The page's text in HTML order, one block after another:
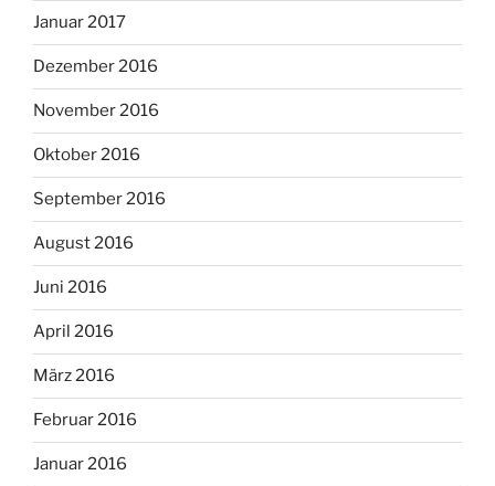
Januar 2017
Dezember 2016
November 2016
Oktober 2016
September 2016
August 2016
Juni 2016
April 2016
März 2016
Februar 2016
Januar 2016